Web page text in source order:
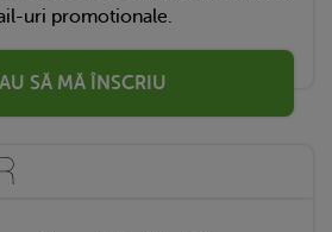
uri promotionale.
SĂ MĂ ÎNSCRIU